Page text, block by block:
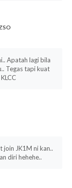
Apatah lagi bila
Tegas tapi kuat
join JK1M ni kan..
diri hehehe..